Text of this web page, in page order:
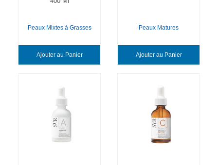
Peaux Mixtes à Grasses
Ajouter au Panier
Peaux Matures
Ajouter au Panier